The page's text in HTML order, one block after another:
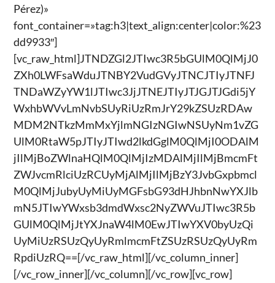
Pérez)»
font_container=»tag:h3|text_align:center|color:%23
dd9933″]
[vc_raw_html]JTNDZGl2JTIwc3R5bGUlM0QlMjJ0
ZXh0LWFsaWduJTNBY2VudGVyJTNCJTIyJTNFJ
TNDaWZyYW1lJTIwc3JjJTNEJTIyJTJGJTJGdi5jY
WxhbWVvLmNvbSUyRiUzRmJrY29kZSUzRDAw
MDM2NTkzMmMxYjlmNGIzNGIwNSUyNm1vZG
UlM0RtaW5pJTIyJTIwd2lkdGglM0QlMjI0ODAlM
jIlMjBoZWlnaHQlM0QlMjIzMDAlMjIlMjBmcmFt
ZWJvcmRlciUzRCUyMjAlMjIlMjBzY3JvbGxpbmcl
M0QlMjJubyUyMiUyMGFsbG93dHJhbnNwYXJlb
mN5JTIwYWxsb3dmdWxsc2NyZWVuJTIwc3R5b
GUlM0QlMjJtYXJnaW4lM0EwJTIwYXV0byUzQi
UyMiUzRSUzQyUyRmlmcmFtZSUzRSUzQyUyRm
RpdiUzRQ==[/vc_raw_html][/vc_column_inner]
[/vc_row_inner][/vc_column][/vc_row][vc_row]